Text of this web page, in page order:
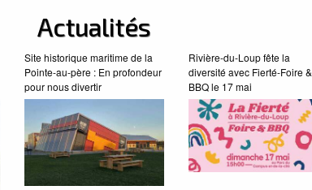
Actualités
Site historique maritime de la
Pointe-au-père : En profondeur
pour nous divertir
Rivière-du-Loup fête la
diversité avec Fierté-Foire &
BBQ le 17 mai